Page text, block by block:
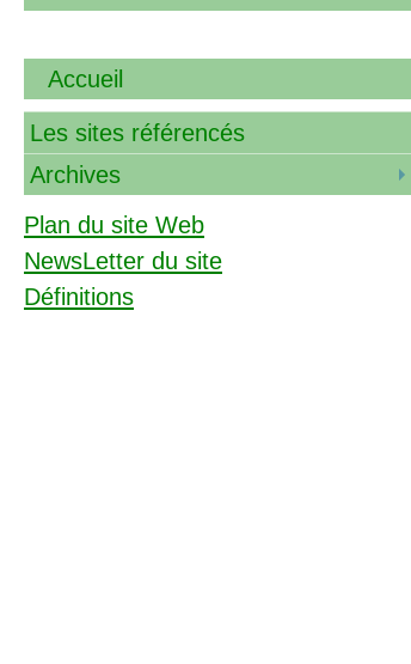
Accueil
Les sites référencés
Archives
Plan du site Web
NewsLetter du site
Définitions